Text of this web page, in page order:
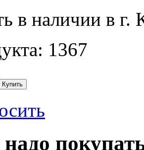
в наличии в г.
1367